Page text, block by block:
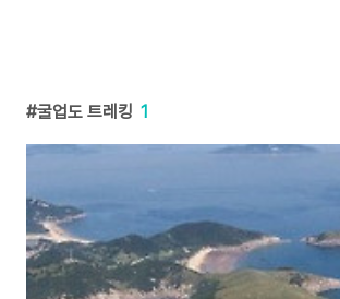
굴업도 트레킹 1